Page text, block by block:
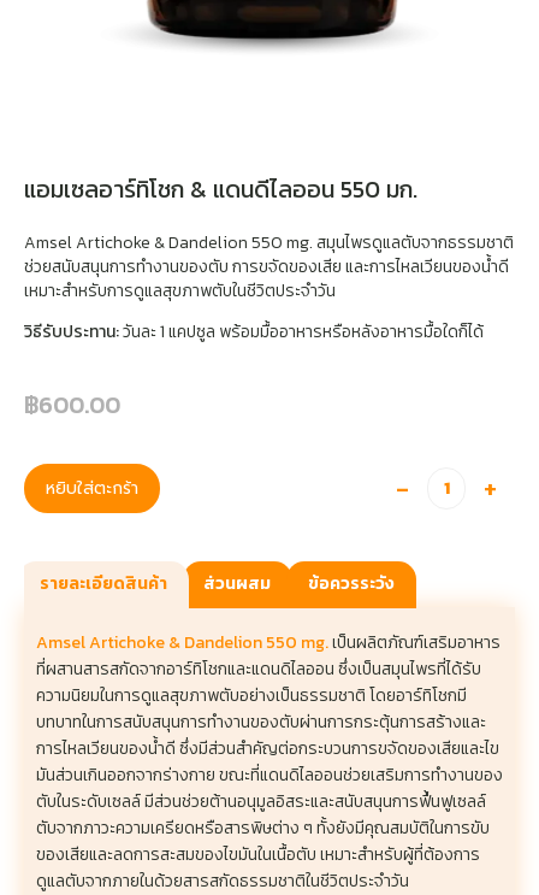
แอมเซลอาร์ทิโชก & แดนดีไลออน 550 มก.
Amsel Artichoke & Dandelion 550 mg. สมุนไพรดูแลตับจากธรรมชาติ
ช่วยสนับสนุนการทำงานของตับ การขจัดของเสีย และการไหลเวียนของน้ำดี
เหมาะสำหรับการดูแลสุขภาพตับในชีวิตประจำวัน
วิธีรับประทาน:วันละ 1 แคปซูล พร้อมมื้ออาหารหรือหลังอาหารมื้อใดก็ได้
฿600.00
- +
หยิบใส่ตะกร้า
รายละเอียดสินค้า ส่วนผสม ข้อควรระวัง
Amsel Artichoke & Dandelion 550 mg.เป็นผลิตภัณฑ์เสริมอาหาร
ที่ผสานสารสกัดจากอาร์ทิโชกและแดนดิไลออน ซึ่งเป็นสมุนไพรที่ได้รับ
ความนิยมในการดูแลสุขภาพตับอย่างเป็นธรรมชาติ โดยอาร์ทิโชกมี
บทบาทในการสนับสนุนการทำงานของตับผ่านการกระตุ้นการสร้างและ
การไหลเวียนของน้ำดี ซึ่งมีส่วนสำคัญต่อกระบวนการขจัดของเสียและไข
มันส่วนเกินออกจากร่างกาย ขณะที่แดนดิไลออนช่วยเสริมการทำงานของ
ตับในระดับเซลล์ มีส่วนช่วยต้านอนุมูลอิสระและสนับสนุนการฟื้นฟูเซลล์
ตับจากภาวะความเครียดหรือสารพิษต่าง ๆ ทั้งยังมีคุณสมบัติในการขับ
ของเสียและลดการสะสมของไขมันในเนื้อตับ เหมาะสำหรับผู้ที่ต้องการ
ดูแลตับจากภายในด้วยสารสกัดธรรมชาติในชีวิตประจำวัน